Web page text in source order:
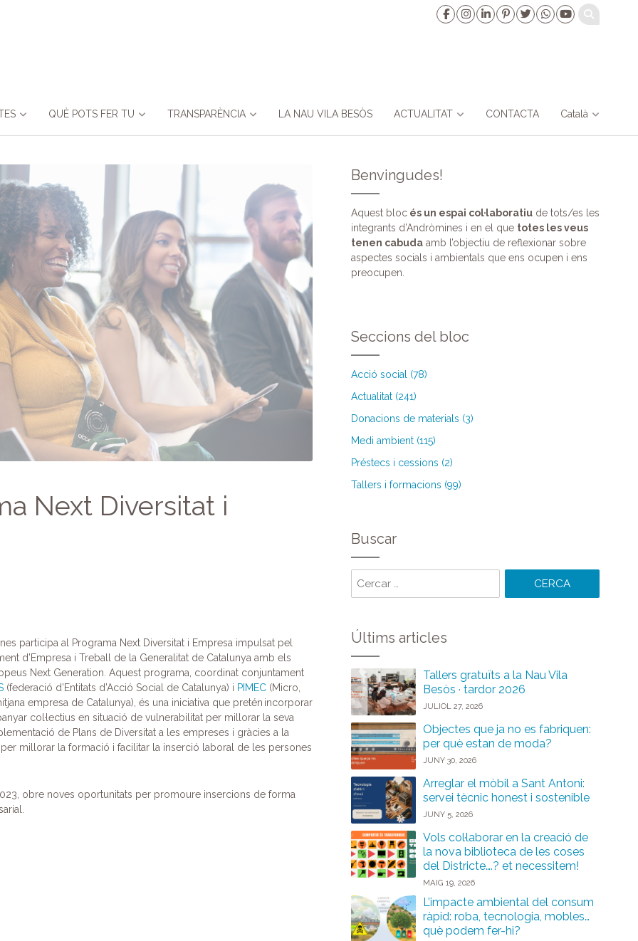
QUÈ POTS FER TU TRANSPARÈNCIA LA NAU VILA BESÒS ACTUALITAT CONTACTA Català
Next Diversitat i
participa al Programa Next Diversitat i Empresa impulsat pel
d’Empresa i Treball de la Generalitat de Catalunya amb els
Next Generation. Aquest programa, coordinat conjuntament
(federació d’Entitats d’Acció Social de Catalunya) i PIMEC(Micro,
empresa de Catalunya), és una iniciativa que pretén incorporar
col·lectius en situació de vulnerabilitat per millorar la seva
de Plans de Diversitat a les empreses i gràcies a la
millorar la formació i facilitar la inserció laboral de les persones
obre noves oportunitats per promoure insercions de forma
Benvingudes!
Aquest blocés un espai col·laboratiude tots/es les
integrants d’Andròmines i en el que totes les veus
tenen cabudaamb l’objectiu de reflexionar sobre
aspectes socials i ambientals que ens ocupen i ens
preocupen.
Seccions del bloc
Acció social (78)
Actualitat (241)
Donacions de materials (3)
Medi ambient (115)
Préstecs i cessions (2)
Tallers i formacions (99)
Buscar
paraules:
Últims articles
Tallers gratuïts a la Nau Vila
Besòs · tardor 2026
JULIOL 27, 2026
Objectes que ja no es fabriquen:
per què estan de moda?
JUNY 30, 2026
Arreglar el mòbil a Sant Antoni:
servei tècnic honest i sostenible
JUNY 5, 2026
Vols col·laborar en la creació de
la nova biblioteca de les coses
del Districte….? et necessitem!
MAIG 19, 2026
L’impacte ambiental del consum
ràpid: roba, tecnologia, mobles…
què podem fer-hi?